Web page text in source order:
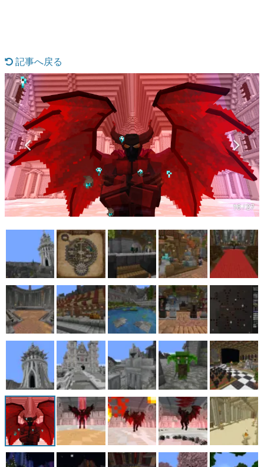
具体的な形から解き明かしていく、硬派で骨太な評論連載
です。
ゲームが変えた日本語
「経験値」「裏技」「ラスボス」… ゲームにまつわる言葉
の起源や用法の変遷を、コンピューター文化史研究家・タ
イニーP氏が徹底調査。
カテゴリ
特集記事
マンガ
女性向け
アプリレビュー
その他
電ファミニコゲーマーとは？
運営：株式会社マレ
記事へ戻る
16 / 27